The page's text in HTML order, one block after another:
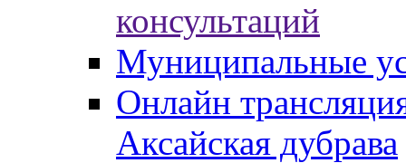
консультаций
Муниципальные
Онлайн
Аксайская дубрава